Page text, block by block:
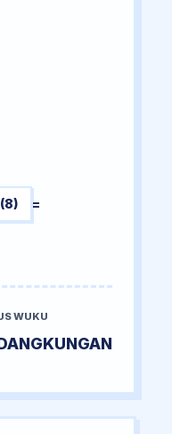
=
WUKU